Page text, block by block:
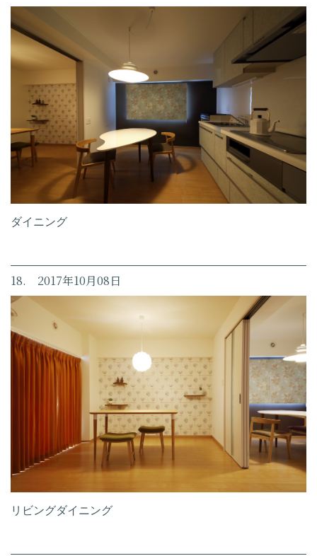
ダイニング
18. 2017年10月08日
リビングダイニング